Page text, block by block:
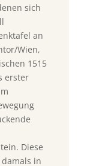
sich
an
Wien,
1515
erster
Diese
in